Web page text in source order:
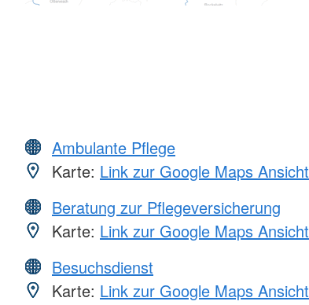
Ambulante Pflege
Karte: Link zur Google Maps Ansicht
Beratung zur Pflegeversicherung
Karte: Link zur Google Maps Ansicht
Besuchsdienst
Karte: Link zur Google Maps Ansicht